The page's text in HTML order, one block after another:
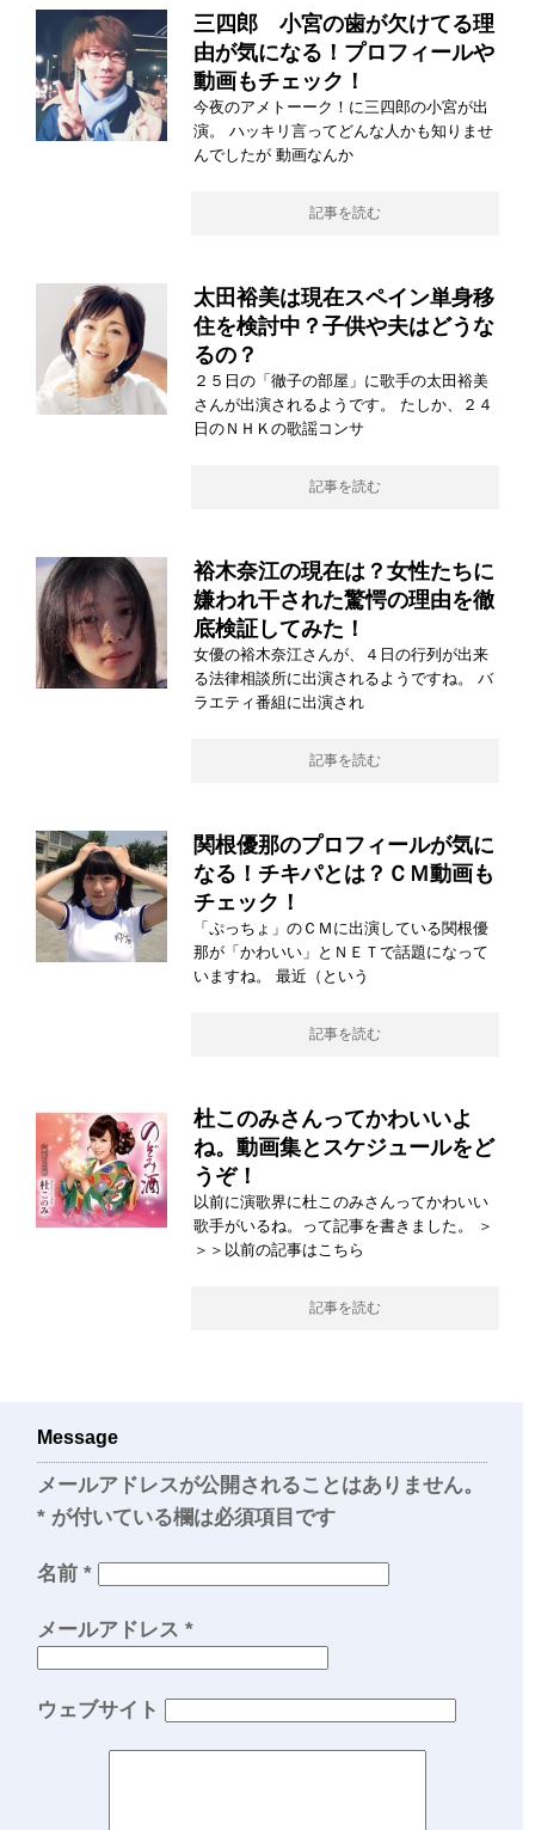
三四郎 小宮の歯が欠けてる理
由が気になる！プロフィールや
動画もチェック！
今夜のアメトーーク！に三四郎の小宮が出
演。 ハッキリ言ってどんな人かも知りませ
んでしたが 動画なんか
記事を読む
太田裕美は現在スペイン単身移
住を検討中？子供や夫はどうな
るの？
２５日の「徹子の部屋」に歌手の太田裕美
さんが出演されるようです。 たしか、２４
日のＮＨＫの歌謡コンサ
記事を読む
裕木奈江の現在は？女性たちに
嫌われ干された驚愕の理由を徹
底検証してみた！
女優の裕木奈江さんが、４日の行列が出来
る法律相談所に出演されるようですね。 バ
ラエティ番組に出演され
記事を読む
関根優那のプロフィールが気に
なる！チキパとは？ＣＭ動画も
チェック！
「ぷっちょ」のＣＭに出演している関根優
那が「かわいい」とＮＥＴで話題になって
いますね。 最近（という
記事を読む
杜このみさんってかわいいよ
ね。動画集とスケジュールをど
うぞ！
以前に演歌界に杜このみさんってかわいい
歌手がいるね。って記事を書きました。 ＞
＞＞以前の記事はこちら
記事を読む
Message
メールアドレスが公開されることはありません。
* が付いている欄は必須項目です
名前 *
メールアドレス *
ウェブサイト